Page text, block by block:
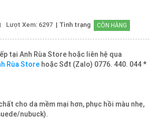
Lượt Xem: 6297 | Tình trạng CÒN HÀNG
tại Anh Rùa Store hoặc liên hệ qua
Rùa Store hoặc Sđt (Zalo) 0776. 440. 044 *
cho da mềm mại hơn, phục hồi màu nhẹ,
nubuck).